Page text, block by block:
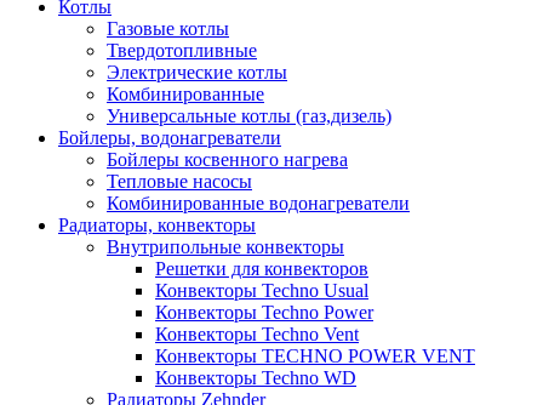
Котлы
Газовые котлы
Твердотопливные
Электрические котлы
Комбинированные
Универсальные котлы (газ,дизель)
Бойлеры, водонагреватели
Бойлеры косвенного нагрева
Тепловые насосы
Комбинированные водонагреватели
Радиаторы, конвекторы
Внутрипольные конвекторы
Решетки для конвекторов
Конвекторы Techno Usual
Конвекторы Techno Power
Конвекторы Techno Vent
Конвекторы TECHNO POWER VENT
Конвекторы Techno WD
Радиаторы Zehnder